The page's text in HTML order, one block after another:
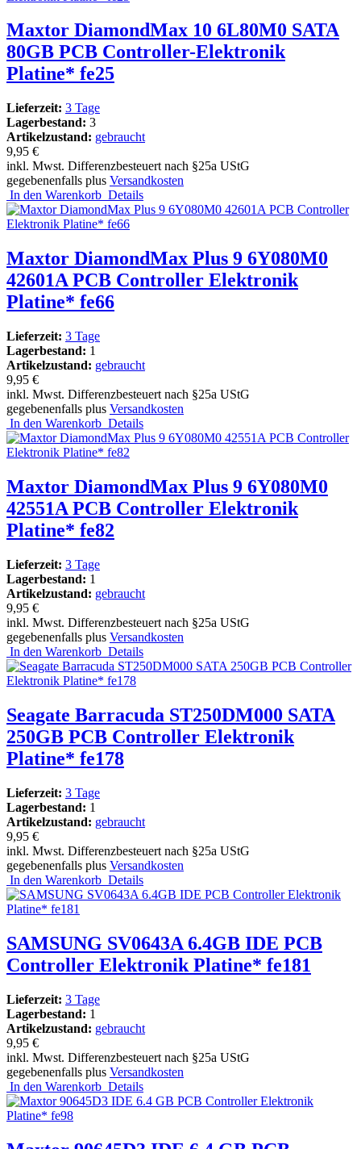
Maxtor DiamondMax 10 6L80M0 SATA
80GB PCB Controller-Elektronik
Platine* fe25
Lieferzeit: 3 Tage
Lagerbestand: 3
Artikelzustand: gebraucht
9,95 €
inkl. Mwst. Differenzbesteuert nach §25a UStG
gegebenenfalls plus Versandkosten
In den Warenkorb Details
Maxtor DiamondMax Plus 9 6Y080M0
42601A PCB Controller Elektronik
Platine* fe66
Lieferzeit: 3 Tage
Lagerbestand: 1
Artikelzustand: gebraucht
9,95 €
inkl. Mwst. Differenzbesteuert nach §25a UStG
gegebenenfalls plus Versandkosten
In den Warenkorb Details
Maxtor DiamondMax Plus 9 6Y080M0
42551A PCB Controller Elektronik
Platine* fe82
Lieferzeit: 3 Tage
Lagerbestand: 1
Artikelzustand: gebraucht
9,95 €
inkl. Mwst. Differenzbesteuert nach §25a UStG
gegebenenfalls plus Versandkosten
In den Warenkorb Details
Seagate Barracuda ST250DM000 SATA
250GB PCB Controller Elektronik
Platine* fe178
Lieferzeit: 3 Tage
Lagerbestand: 1
Artikelzustand: gebraucht
9,95 €
inkl. Mwst. Differenzbesteuert nach §25a UStG
gegebenenfalls plus Versandkosten
In den Warenkorb Details
SAMSUNG SV0643A 6.4GB IDE PCB
Controller Elektronik Platine* fe181
Lieferzeit: 3 Tage
Lagerbestand: 1
Artikelzustand: gebraucht
9,95 €
inkl. Mwst. Differenzbesteuert nach §25a UStG
gegebenenfalls plus Versandkosten
In den Warenkorb Details